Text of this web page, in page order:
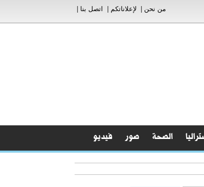
من نحن لإعلاناتكم اتصل بنا
الصحة صور فيديو